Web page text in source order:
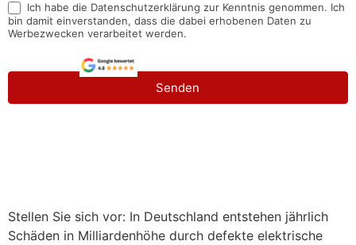
Ich habe die Datenschutzerklärung zur Kenntnis genommen. Ich
bin damit einverstanden, dass die dabei erhobenen Daten zu
Werbezwecken verarbeitet werden.
Senden
Stellen Sie sich vor: In Deutschland entstehen jährlich
Schäden in Milliardenhöhe durch defekte elektrische